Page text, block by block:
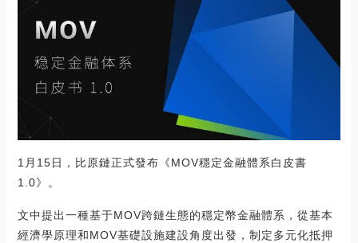
1月15日，比原鏈正式發布《MOV穩定金融體系白皮書
1.0》。
文中提出一種基于MOV跨鏈生態的穩定幣金融體系，從基本
經濟學原理和MOV基礎設施建設角度出發，制定多元化抵押